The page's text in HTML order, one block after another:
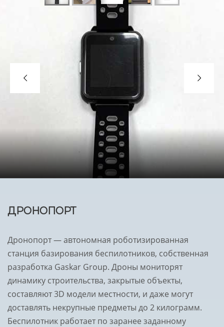
ДРОНОПОРТ
Дронопорт — автономная роботизированная
станция базирования беспилотников, собственная
разработка Gaskar Group. Дроны мониторят
динамику строительства, закрытые объекты,
составляют 3D модели местности, и даже могут
доставлять некрупные предметы до 2 килограмм.
Беспилотник работает по заранее заданному